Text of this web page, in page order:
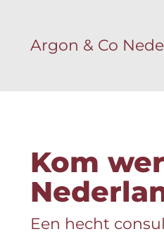
Argon & Co
Kom
Een hecht